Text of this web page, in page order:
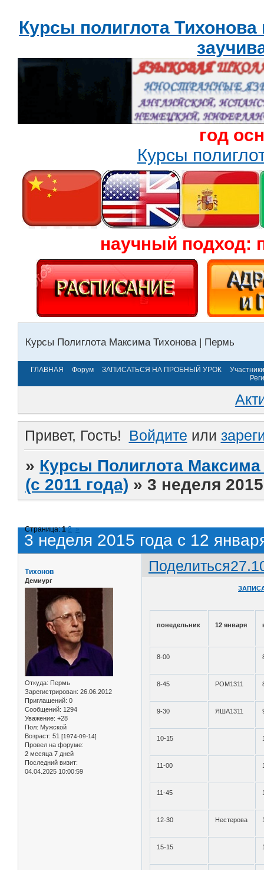
Курсы полиглота
год
Курсы
научный подход:
Курсы Полиглота Максима Тихонова | Пермь
ГЛАВНАЯ Форум ЗАПИСАТЬСЯ НА ПРОБНЫЙ УРОК
Участники
Привет, Гость! Войдите или
» Курсы Полиглота
(с 2011 года) »3 неделя
3 неделя 2015 года с 12
Страница:1 2 »
Поделиться
Тихонов
Демиург
Откуда: Пермь
Зарегистрирован: 26.06.2012
Приглашений: 0
Сообщений: 1294
Уважение: +28
Пол: Мужской
Возраст: 51 [1974-09-14]
Провел на форуме:
2 месяца 7 дней
Последний визит:
04.04.2025 10:00:59
понедельник 12 января
8-00
8-45 РОМ1311
9-30 ЯША1311
10-15
11-00
11-45
12-30 Нестерова
15-15